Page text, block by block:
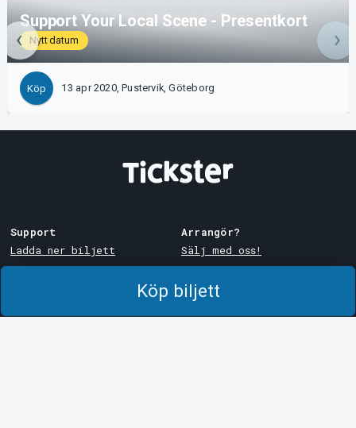
Köp biljett
Support Your Local Scene - Presentkort
Nytt datum
Köp 13 apr 2020, Pustervik, Göteborg
Support
Ladda ner biljett
Köp- och leveransvillkor
Arrangör?
Sälj med oss!
System Support